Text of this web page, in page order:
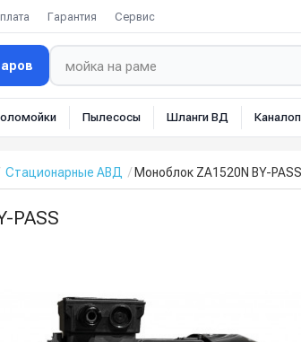
Гарантия Сервис
Пылесосы Шланги ВД
Стационарные АВД Моноблок ZA1520N BY-PASS
PASS